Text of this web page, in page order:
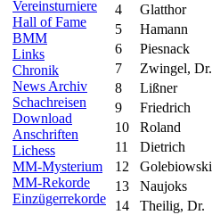
Vereinsturniere
Hall of Fame
BMM
Links
Chronik
News Archiv
Schachreisen
Download
Anschriften
Lichess
MM-Mysterium
MM-Rekorde
Einzügerrekorde
4
Glatthor
5
Hamann
6
Piesnack
7
Zwingel, Dr.
8
Lißner
9
Friedrich
10
Roland
11
Dietrich
12
Golebiowski
13
Naujoks
14
Theilig, Dr.